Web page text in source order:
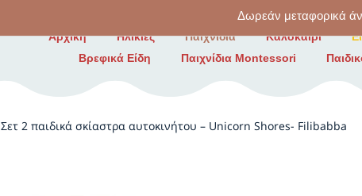
Δωρεάν μεταφορικά
Αρχική
Ηλικίες Παιχνίδια Καλοκαίρι
Βρεφικά Είδη
Παιχνίδια Montessori
Σετ 2 παιδικά σκίαστρα αυτοκινήτου – Unicorn Shores- Filibabba